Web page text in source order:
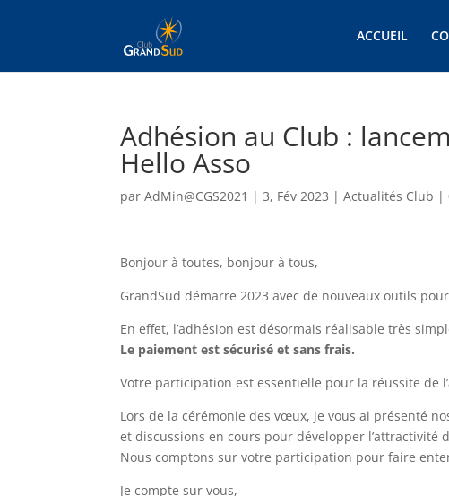
ACCUEIL
Adhésion au Club :
Hello Asso
parAdMin@CGS2021 |3, Fév 2023 |Actualités Club |
Bonjour à toutes, bonjour à tous,
GrandSud démarre 2023 avec de nouveaux outils
En effet, l’adhésion est désormais réalisable très
Le paiement est sécurisé et sans frais.
Votre participation est essentielle pour la réussite de
Lors de la cérémonie des vœux, je vous ai présenté
et discussions en cours pour développer l’attractivité
Nous comptons sur votre participation pour faire
Je compte sur vous,